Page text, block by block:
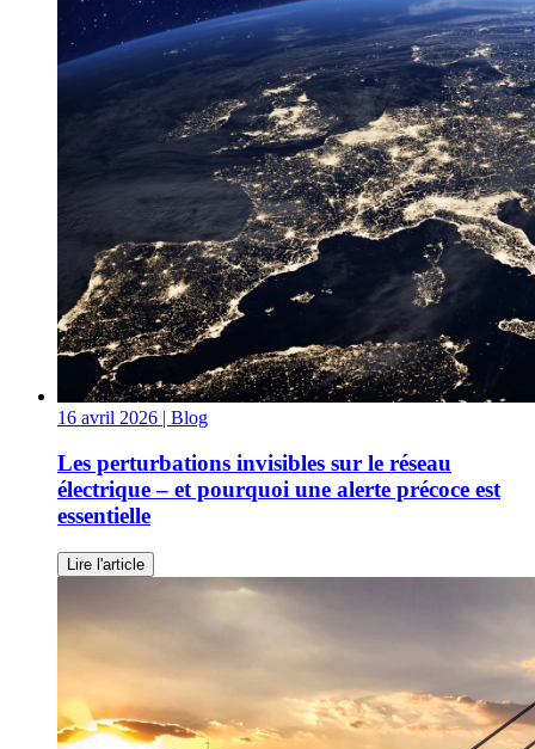
16 avril 2026 | Blog
Les perturbations invisibles sur le réseau
électrique – et pourquoi une alerte précoce est
essentielle
Lire l'article